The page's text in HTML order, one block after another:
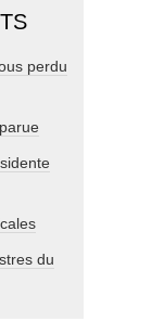
perdu
du